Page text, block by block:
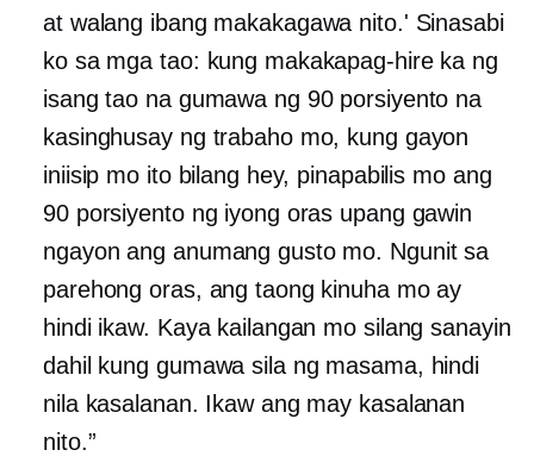
at walang ibang makakagawa nito.' Sinasabi
ko sa mga tao: kung makakapag-hire ka ng
isang tao na gumawa ng 90 porsiyento na
kasinghusay ng trabaho mo, kung gayon
iniisip mo ito bilang hey, pinapabilis mo ang
90 porsiyento ng iyong oras upang gawin
ngayon ang anumang gusto mo. Ngunit sa
parehong oras, ang taong kinuha mo ay
hindi ikaw. Kaya kailangan mo silang sanayin
dahil kung gumawa sila ng masama, hindi
nila kasalanan. Ikaw ang may kasalanan
nito.”